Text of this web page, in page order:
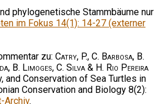
phylogenetische Stammbäume nur
im Fokus 14(1): 14-27 (externer
zu: Catry, P., C. Barbosa, B.
B. Limoges, C. Silva & H. Rio Pereira
and Conservation of Sea Turtles in
Conservation and Biology 8(2):
Archiv.